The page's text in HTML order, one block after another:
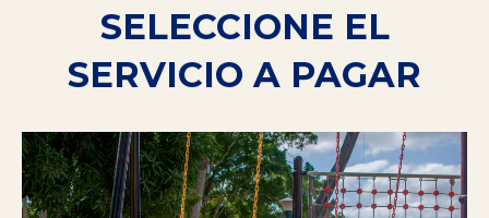
SELECCIONE EL
SERVICIO A PAGAR